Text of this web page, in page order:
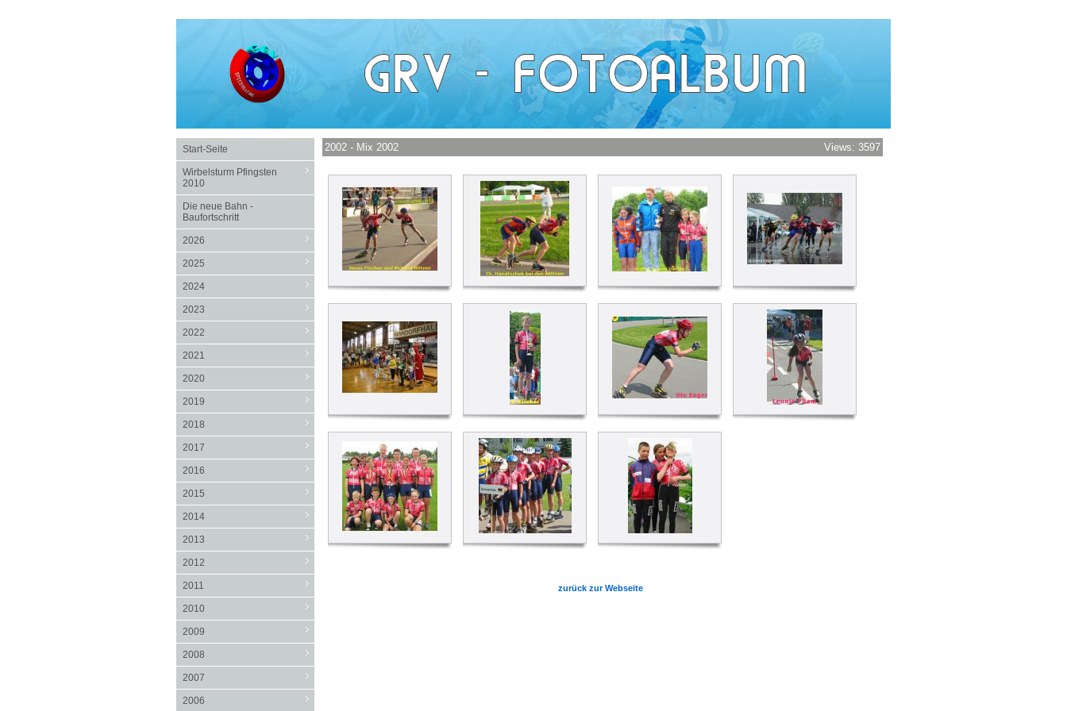
Start-Seite
Wirbelsturm Pfingsten
2010
Die neue Bahn -
Baufortschritt
2026
2025
2024
2023
2022
2021
2020
2019
2018
2017
2016
2015
2014
2013
2012
2011
2010
2009
2008
2007
2006
2002 - Mix 2002 Views: 3597
zurück zur Webseite